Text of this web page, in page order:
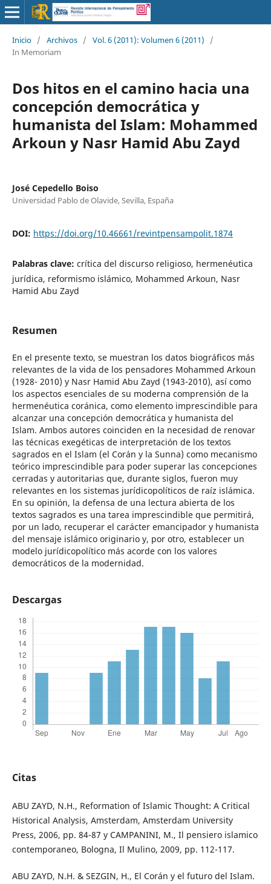
Inicio / Archivos / Vol. 6 (2011): Volumen 6 (2011)
/
In Memoriam
Dos hitos en el camino hacia una
concepción democrática y
humanista del Islam: Mohammed
Arkoun y Nasr Hamid Abu Zayd
José Cepedello Boiso
Universidad Pablo de Olavide, Sevilla, España
DOI: https://doi.org/10.46661/revintpensampolit.1874
Palabras clave: crítica del discurso religioso, hermenéutica
jurídica, reformismo islámico, Mohammed Arkoun, Nasr
Hamid Abu Zayd
Resumen
En el presente texto, se muestran los datos biográficos más
relevantes de la vida de los pensadores Mohammed Arkoun
(1928- 2010) y Nasr Hamid Abu Zayd (1943-2010), así como
los aspectos esenciales de su moderna comprensión de la
hermenéutica coránica, como elemento imprescindible para
alcanzar una concepción democrática y humanista del
Islam. Ambos autores coinciden en la necesidad de renovar
las técnicas exegéticas de interpretación de los textos
sagrados en el Islam (el Corán y la Sunna) como mecanismo
teórico imprescindible para poder superar las concepciones
cerradas y autoritarias que, durante siglos, fueron muy
relevantes en los sistemas jurídicopolíticos de raíz islámica.
En su opinión, la defensa de una lectura abierta de los
textos sagrados es una tarea imprescindible que permitirá,
por un lado, recuperar el carácter emancipador y humanista
del mensaje islámico originario y, por otro, establecer un
modelo jurídicopolítico más acorde con los valores
democráticos de la modernidad.
Descargas
Citas
ABU ZAYD, N.H., Reformation of Islamic Thought: A Critical
Historical Analysis, Amsterdam, Amsterdam University
Press, 2006, pp. 84-87 y CAMPANINI, M., Il pensiero islamico
contemporaneo, Bologna, Il Mulino, 2009, pp. 112-117.
ABU ZAYD, N.H. & SEZGIN, H., El Corán y el futuro del Islam.